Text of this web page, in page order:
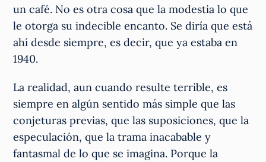
un café. No es otra cosa que la modestia lo que
le otorga su indecible encanto. Se diría que está
ahí desde siempre, es decir, que ya estaba en
1940.
La realidad, aun cuando resulte terrible, es
siempre en algún sentido más simple que las
conjeturas previas, que las suposiciones, que la
especulación, que la trama inacabable y
fantasmal de lo que se imagina. Porque la